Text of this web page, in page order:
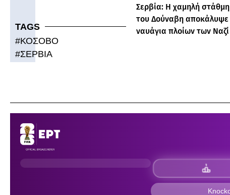
TAGS
#ΚΟΣΟΒΟ
#ΣΕΡΒΙΑ
Σερβία: Η χαμηλή στάθμη
του Δούναβη αποκάλυψε
ναυάγια πλοίων των Ναζί